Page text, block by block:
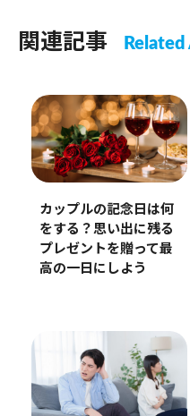
関連記事
カップルの記念日は何
をする？思い出に残る
プレゼントを贈って最
高の一日にしよう